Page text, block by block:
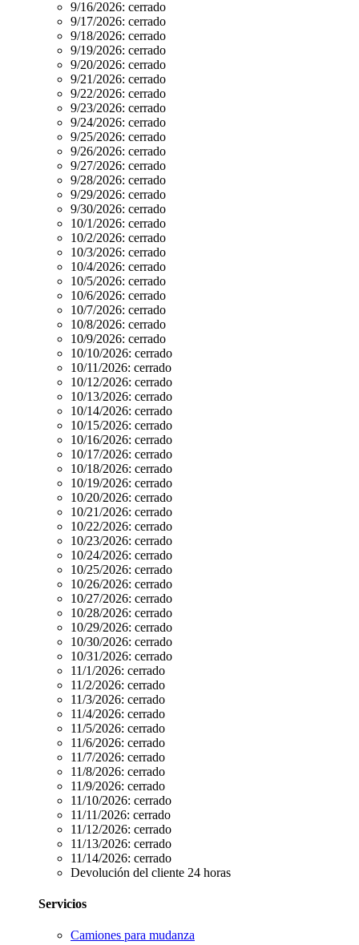
9/16/2026: cerrado
9/17/2026: cerrado
9/18/2026: cerrado
9/19/2026: cerrado
9/20/2026: cerrado
9/21/2026: cerrado
9/22/2026: cerrado
9/23/2026: cerrado
9/24/2026: cerrado
9/25/2026: cerrado
9/26/2026: cerrado
9/27/2026: cerrado
9/28/2026: cerrado
9/29/2026: cerrado
9/30/2026: cerrado
10/1/2026: cerrado
10/2/2026: cerrado
10/3/2026: cerrado
10/4/2026: cerrado
10/5/2026: cerrado
10/6/2026: cerrado
10/7/2026: cerrado
10/8/2026: cerrado
10/9/2026: cerrado
10/10/2026: cerrado
10/11/2026: cerrado
10/12/2026: cerrado
10/13/2026: cerrado
10/14/2026: cerrado
10/15/2026: cerrado
10/16/2026: cerrado
10/17/2026: cerrado
10/18/2026: cerrado
10/19/2026: cerrado
10/20/2026: cerrado
10/21/2026: cerrado
10/22/2026: cerrado
10/23/2026: cerrado
10/24/2026: cerrado
10/25/2026: cerrado
10/26/2026: cerrado
10/27/2026: cerrado
10/28/2026: cerrado
10/29/2026: cerrado
10/30/2026: cerrado
10/31/2026: cerrado
11/1/2026: cerrado
11/2/2026: cerrado
11/3/2026: cerrado
11/4/2026: cerrado
11/5/2026: cerrado
11/6/2026: cerrado
11/7/2026: cerrado
11/8/2026: cerrado
11/9/2026: cerrado
11/10/2026: cerrado
11/11/2026: cerrado
11/12/2026: cerrado
11/13/2026: cerrado
11/14/2026: cerrado
Devolución del cliente 24 horas
Servicios
Camiones para mudanza